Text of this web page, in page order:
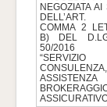
NEGOZIATA AI
COMMA 2
B) DEL
50/2016
CONSULENZA,